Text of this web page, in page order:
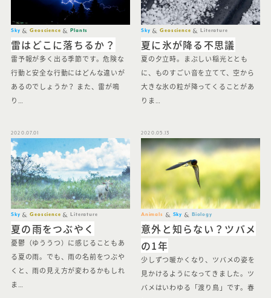
Sky Geoscience Plants
雷はどこに落ちるか？
雷予報が多く出る季節です。危険な
行動と安全な行動にはどんな違いが
あるのでしょうか？ また、雷が鳴
り…
Sky Geoscience Literature
夏に氷が降る不思議
夏の夕立時。まぶしい稲光ととも
に、ものすごい音を立てて、空から
大きな氷の粒が降ってくることがあ
りま…
Sky Geoscience Literature
2020.07.01
夏の雨をつぶやく
憂鬱（ゆううつ）に感じることもあ
る夏の雨。でも、雨の名前をつぶや
くと、雨の見え方が変わるかもしれ
ま…
Animals Sky Biology
2020.05.13
意外と知らない？ツバメ
の1年
少しずつ暖かくなり、ツバメの姿を
見かけるようになってきました。ツ
バメはいわゆる「渡り鳥」です。春